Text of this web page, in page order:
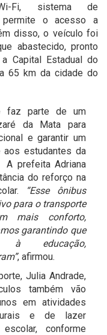
Wi-Fi, sistema de
permite o acesso a
disso, o veículo foi
abastecido, pronto
Capital Estadual do
65 km da cidade do
faz parte de um
da Mata para
e garantir um
aos estudantes da
A prefeita Adriana
do reforço na
“Esse ônibus
para o transporte
mais conforto,
garantindo que
à educação,
, afirmou.
Julia Andrade,
também vão
em atividades
e de lazer
conforme